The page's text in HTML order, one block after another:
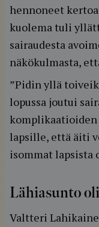
hennoneet
kuolema tuli
sairaudesta
näkökulmasta,
”Pidin yllä
lopussa joutui
lapsille, että äiti
isommat lapsista
Lähiasunto
Valtteri